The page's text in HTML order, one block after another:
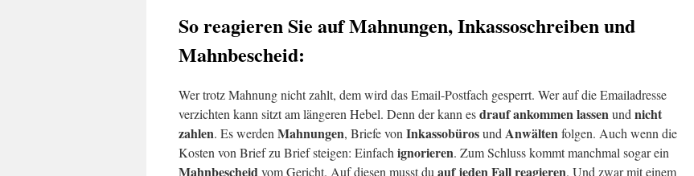
So reagieren Sie auf Mahnungen, Inkassoschreiben und
Mahnbescheid:
Wer trotz Mahnung nicht zahlt, dem wird das Email-Postfach gesperrt. Wer auf die Emailadresse
verzichten kann sitzt am längeren Hebel. Denn der kann esdrauf ankommen lassenundnicht
zahlen. Es werdenMahnungen, Briefe vonInkassobürosundAnwältenfolgen. Auch wenn die
Kosten von Brief zu Brief steigen: Einfachignorieren. Zum Schluss kommt manchmal sogar ein
Mahnbescheidvom Gericht. Auf diesen musst duauf jeden Fall reagieren. Und zwar mit einem